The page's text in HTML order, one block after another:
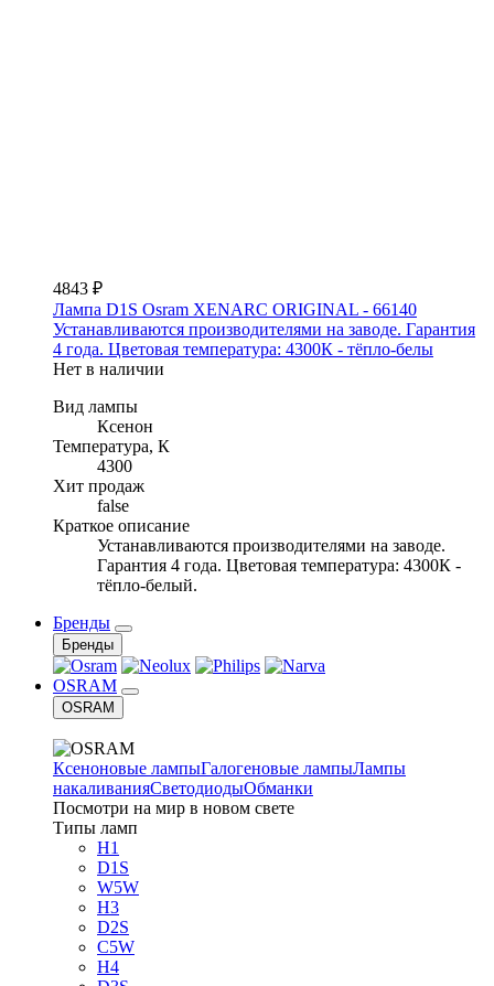
4843 ₽
Лампа D1S Osram XENARC ORIGINAL - 66140
Устанавливаются производителями на заводе. Гарантия
4 года. Цветовая температура: 4300К - тёпло-белы
Нет в наличии
Вид лампы
Ксенон
Температура, К
4300
Хит продаж
false
Краткое описание
Устанавливаются производителями на заводе.
Гарантия 4 года. Цветовая температура: 4300К -
тёпло-белый.
Бренды
Бренды
OSRAM
OSRAM
Ксеноновые лампыГалогеновые лампыЛампы
накаливанияСветодиодыОбманки
Посмотри на мир в новом свете
Типы ламп
H1
D1S
W5W
H3
D2S
C5W
H4